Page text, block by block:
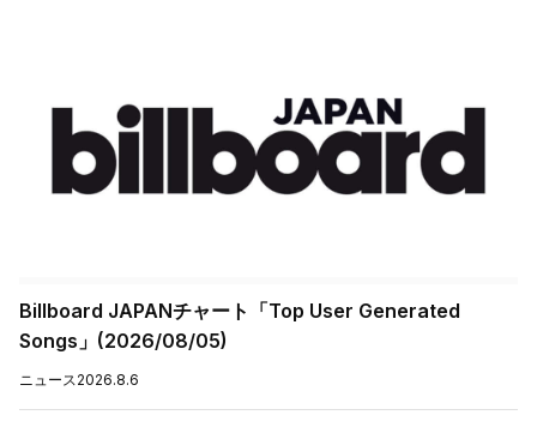
Billboard JAPANチャート「Top User Generated
Songs」(2026/08/05)
ニュース2026.8.6